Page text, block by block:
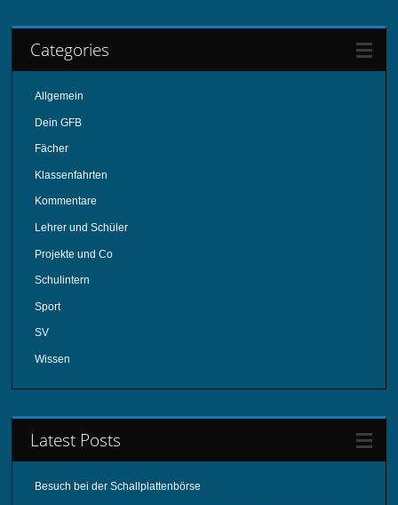
Categories
Allgemein
Dein GFB
Fächer
Klassenfahrten
Kommentare
Lehrer und Schüler
Projekte und Co
Schulintern
Sport
SV
Wissen
Latest Posts
Besuch bei der Schallplattenbörse